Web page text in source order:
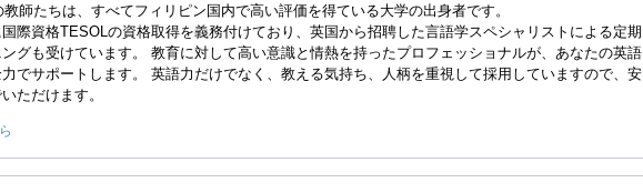
師たちは、すべてフィリピン国内で高い評価を得ている大学の出身者です。
際資格TESOLの資格取得を義務付けており、英国から招聘した言語学スペシャリストによる定期
グも受けています。 教育に対して高い意識と情熱を持ったプロフェッショナルが、あなたの英語
でサポートします。 英語力だけでなく、教える気持ち、人柄を重視して採用していますので、安
ただけます。